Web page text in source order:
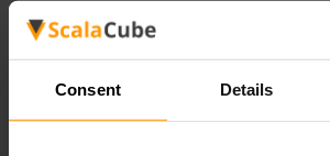
Consent Details
Hospedagem de